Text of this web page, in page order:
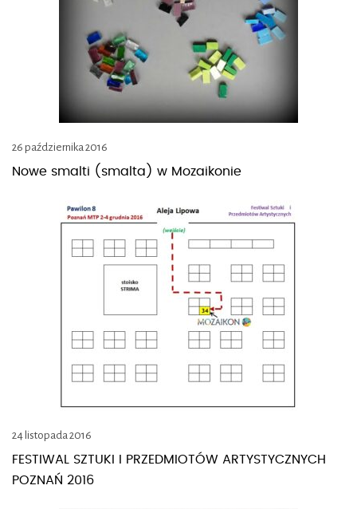
26 października 2016
Nowe smalti (smalta) w Mozaikonie
24 listopada 2016
FESTIWAL SZTUKI I PRZEDMIOTÓW ARTYSTYCZNYCH
POZNAŃ 2016